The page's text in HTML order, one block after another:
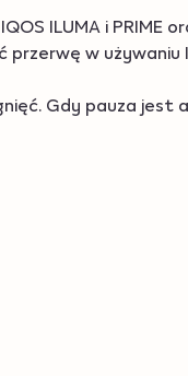
ILUMA i PRIME
w używaniu
Gdy pauza